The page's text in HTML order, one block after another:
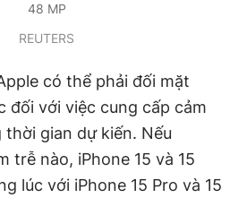
Toàn
trực: Hải Thành
Hiếu Dũng
Trung
GP - BTTTT cấp ngày 24.3.2020
thuộc về Báo Thanh Niên. Cấm sao
không có sự chấp thuận bằng văn
JSC.
48 MP
REUTERS
có thể phải đối mặt
đối với việc cung cấp cảm
gian dự kiến. Nếu
trễ nào, iPhone 15 và 15
lúc với iPhone 15 Pro và 15